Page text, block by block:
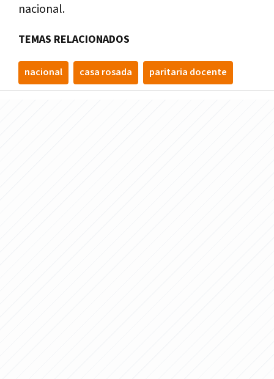
nacional.
TEMAS RELACIONADOS
nacional casa rosada paritaria docente